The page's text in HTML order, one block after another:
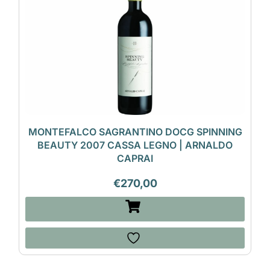
MONTEFALCO SAGRANTINO DOCG SPINNING
BEAUTY 2007 CASSA LEGNO | ARNALDO
CAPRAI
€270,00